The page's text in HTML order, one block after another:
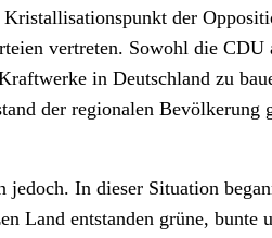
der
vertreten. Sowohl die
in Deutschland zu
der regionalen
In dieser Situation
Land entstanden grüne,